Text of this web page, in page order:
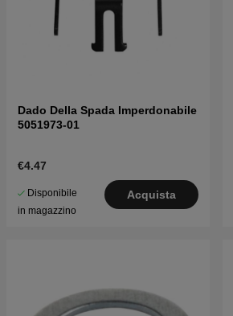
Dado Della Spada Imperdonabile
5051973-01
€4.47
Disponibile
in magazzino
Acquista